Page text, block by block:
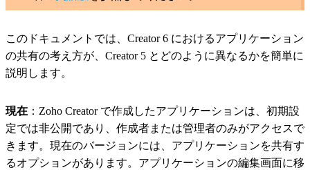
このドキュメントでは、Creator 6 におけるアプリケーション
の共有の考え方が、Creator 5 とどのように異なるかを簡単に
説明します。
現在 ：Zoho Creator で作成したアプリケーションは、初期設
定では非公開であり、作成者または管理者のみがアクセスで
きます。現在のバージョンには、アプリケーションを共有す
るオプションがあります。アプリケーションの編集画面に移